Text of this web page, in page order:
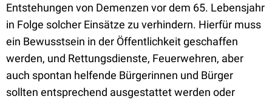
Entstehungen von Demenzen vor dem 65. Lebensjahr
in Folge solcher Einsätze zu verhindern. Hierfür muss
ein Bewusstsein in der Öffentlichkeit geschaffen
werden, und Rettungsdienste, Feuerwehren, aber
auch spontan helfende Bürgerinnen und Bürger
sollten entsprechend ausgestattet werden oder